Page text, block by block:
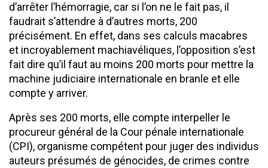
d’arrêter l’hémorragie, car si l’on ne le fait pas, il
faudrait s’attendre à d’autres morts, 200
précisément. En effet, dans ses calculs macabres
et incroyablement machiavéliques, l’opposition s’est
fait dire qu’il faut au moins 200 morts pour mettre la
machine judiciaire internationale en branle et elle
compte y arriver.
Après ses 200 morts, elle compte interpeller le
procureur général de la Cour pénale internationale
(CPI), organisme compétent pour juger des individus
auteurs présumés de génocides, de crimes contre